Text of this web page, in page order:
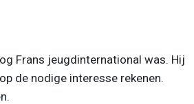
Frans jeugdinternational was. Hij
de nodige interesse rekenen.